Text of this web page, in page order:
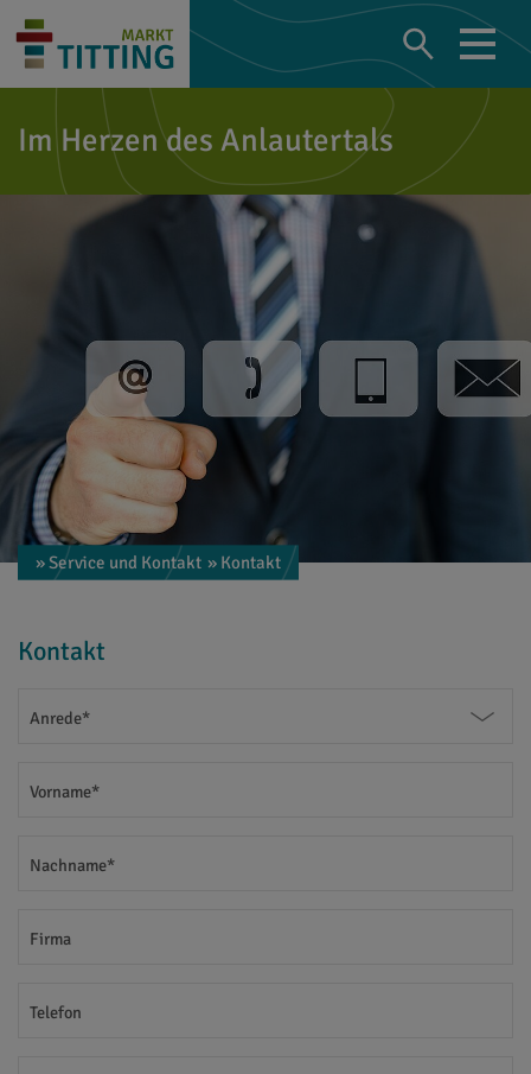
Im Herzen des Anlautertals
» Service und Kontakt » Kontakt
Kontakt
Anrede*
Vorname*
Nachname*
Firma
Telefon